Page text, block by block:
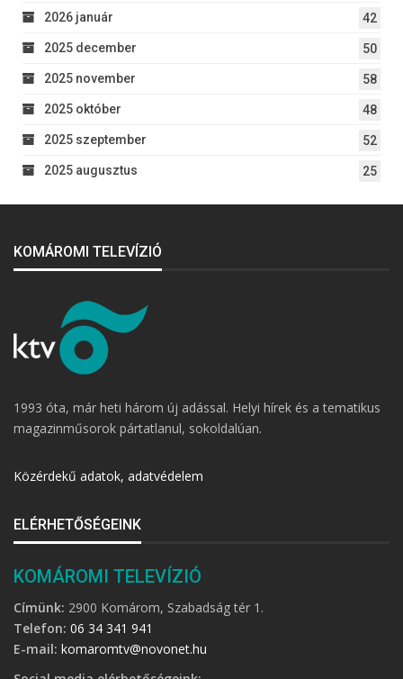
2026 január 42
2025 december 50
2025 november 58
2025 október 48
2025 szeptember 52
2025 augusztus 25
KOMÁROMI TELEVÍZIÓ
1993 óta, már heti három új adással. Helyi hírek és a tematikus
magazinműsorok pártatlanul, sokoldalúan.
Közérdekű adatok, adatvédelem
ELÉRHETŐSÉGEINK
KOMÁROMI TELEVÍZIÓ
Címünk: 2900 Komárom, Szabadság tér 1.
Telefon: 06 34 341 941
E-mail: komaromtv@novonet.hu